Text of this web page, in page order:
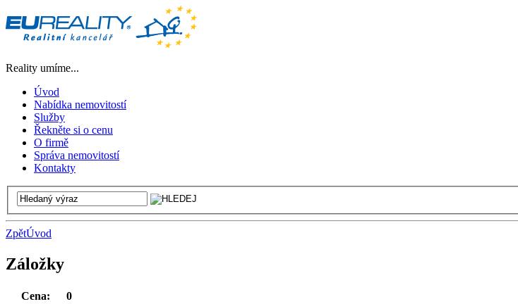
Reality umíme...
Úvod
Nabídka nemovitostí
Služby
Řekněte si o cenu
O firmě
Správa nemovitostí
Kontakty
ZpětÚvod
Záložky
Cena:
0